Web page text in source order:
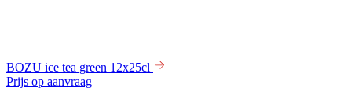
BOZU ice tea green 12x25cl
Prijs op aanvraag